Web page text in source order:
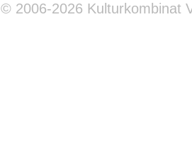
© 2006-2026